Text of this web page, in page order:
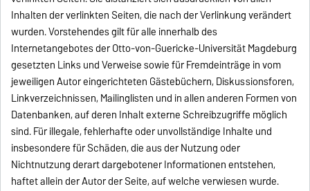
Inhalten der verlinkten Seiten, die nach der Verlinkung verändert
wurden. Vorstehendes gilt für alle innerhalb des
Internetangebotes der Otto-von-Guericke-Universität Magdeburg
gesetzten Links und Verweise sowie für Fremdeinträge in vom
jeweiligen Autor eingerichteten Gästebüchern, Diskussionsforen,
Linkverzeichnissen, Mailinglisten und in allen anderen Formen von
Datenbanken, auf deren Inhalt externe Schreibzugriffe möglich
sind. Für illegale, fehlerhafte oder unvollständige Inhalte und
insbesondere für Schäden, die aus der Nutzung oder
Nichtnutzung derart dargebotener Informationen entstehen,
haftet allein der Autor der Seite, auf welche verwiesen wurde.